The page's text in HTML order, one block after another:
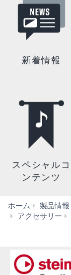
新着情報
スペシャルコ
ンテンツ
ホーム 製品情報
アクセサリー